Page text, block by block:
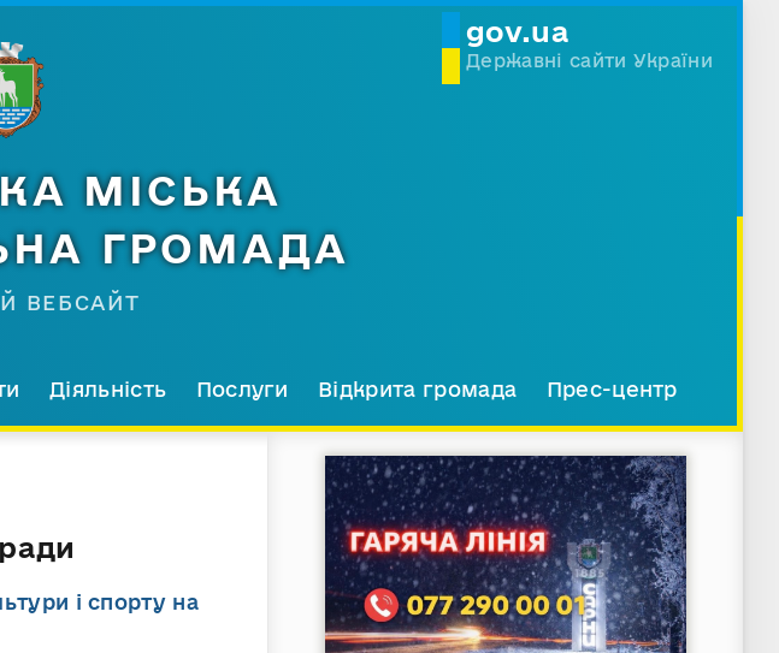
gov.ua
Державні сайти України
МІСЬКА
ГРОМАДА
ВЕБСАЙТ
Діяльність Послуги Відкрита громада Прес-центр
і спорту на